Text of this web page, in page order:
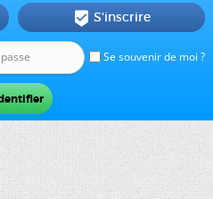
Se souvenir de moi ?
 S'inscrire